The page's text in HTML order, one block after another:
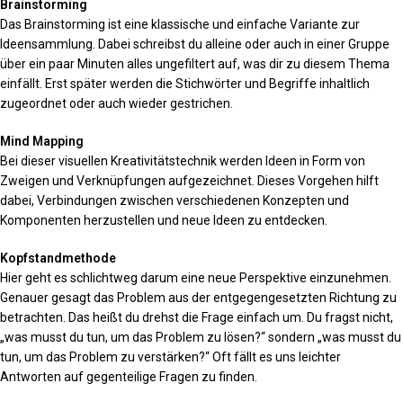
Brainstorming
Das Brainstorming ist eine klassische und einfache Variante zur
Ideensammlung. Dabei schreibst du alleine oder auch in einer Gruppe
über ein paar Minuten alles ungefiltert auf, was dir zu diesem Thema
einfällt. Erst später werden die Stichwörter und Begriffe inhaltlich
zugeordnet oder auch wieder gestrichen.
Mind Mapping
Bei dieser visuellen Kreativitätstechnik werden Ideen in Form von
Zweigen und Verknüpfungen aufgezeichnet. Dieses Vorgehen hilft
dabei, Verbindungen zwischen verschiedenen Konzepten und
Komponenten herzustellen und neue Ideen zu entdecken.
Kopfstandmethode
Hier geht es schlichtweg darum eine neue Perspektive einzunehmen.
Genauer gesagt das Problem aus der entgegengesetzten Richtung zu
betrachten. Das heißt du drehst die Frage einfach um. Du fragst nicht,
„was musst du tun, um das Problem zu lösen?“ sondern „was musst du
tun, um das Problem zu verstärken?“ Oft fällt es uns leichter
Antworten auf gegenteilige Fragen zu finden.